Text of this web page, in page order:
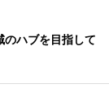
ハブを目指して